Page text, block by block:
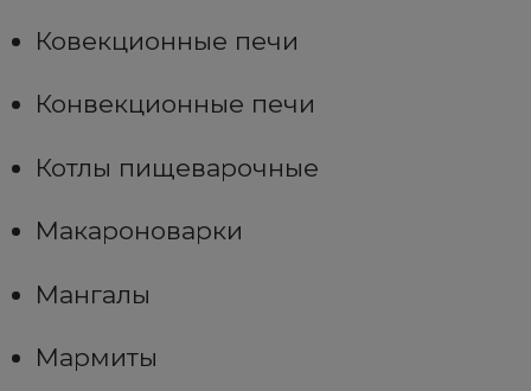
Ковекционные печи
Конвекционные печи
Котлы пищеварочные
Макароноварки
Мангалы
Мармиты